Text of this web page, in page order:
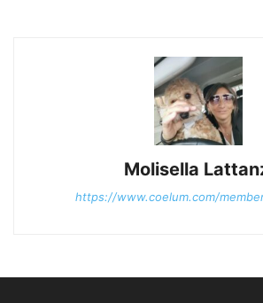
Molisella
https://www.coelum.com/